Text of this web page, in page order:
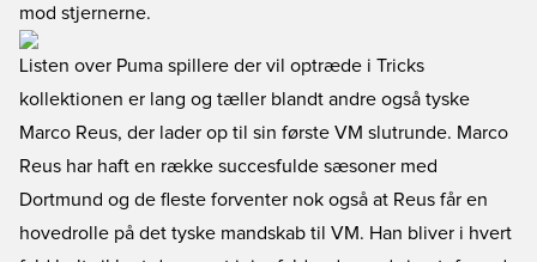
mod stjernerne.
Listen over Puma spillere der vil optræde i Tricks
kollektionen er lang og tæller blandt andre også tyske
Marco Reus, der lader op til sin første VM slutrunde. Marco
Reus har haft en række succesfulde sæsoner med
Dortmund og de fleste forventer nok også at Reus får en
hovedrolle på det tyske mandskab til VM. Han bliver i hvert